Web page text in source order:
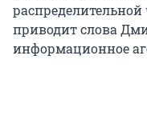
распределительной
приводит слова
информационное